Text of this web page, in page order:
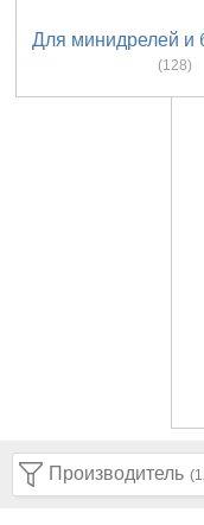
Для минидрелей и
(128)
Производитель